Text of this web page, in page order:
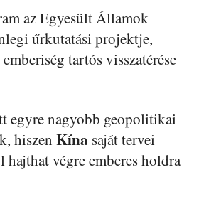
az Egyesült Államok
űrkutatási projektje,
tartós visszatérése
egyre nagyobb geopolitikai
hiszen Kína saját tervei
végre emberes holdra